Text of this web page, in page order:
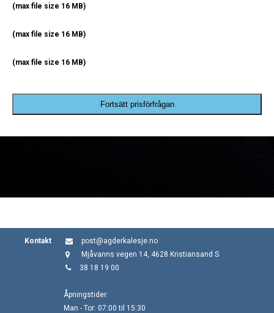
(max file size 16 MB)
(max file size 16 MB)
(max file size 16 MB)
Fortsätt prisförfrågan
Kontakt
post@agderkalesje.no
Mjåvanns vegen 14, 4628 Kristiansand S
38 18 19 00
Åpningstider:
Man - Tor: 07:00 til 15:30